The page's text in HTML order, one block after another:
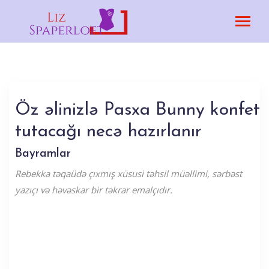
Öz əlinizlə Pasxa Bunny konfet
tutacağı necə hazırlanır
Bayramlar
Rebekka təqaüdə çıxmış xüsusi təhsil müəllimi, sərbəst
yazıçı və həvəskar bir təkrar emalçıdır.